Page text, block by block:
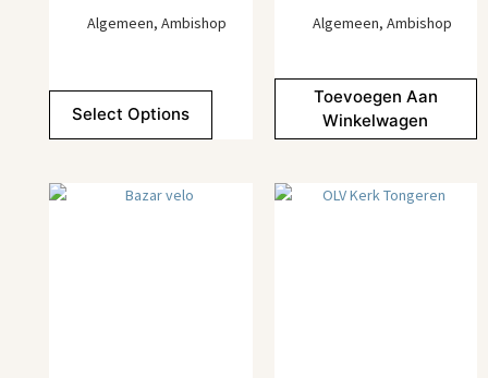
Algemeen, Ambishop
Select Options
Algemeen, Ambishop
Toevoegen Aan
Winkelwagen